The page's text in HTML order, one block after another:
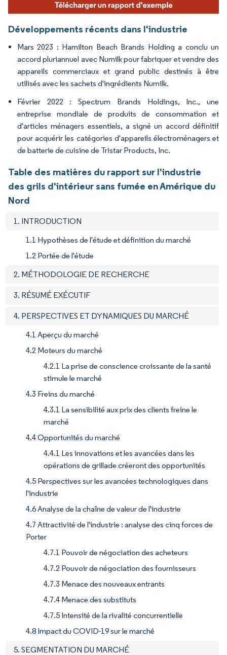
Développements récents dans l'industrie
Mars 2023 : Hamilton Beach Brands Holding a conclu un
accord pluriannuel avec Numilk pour fabriquer et vendre des
appareils commerciaux et grand public destinés à être
utilisés avec les sachets d'ingrédients Numilk.
Février 2022 : Spectrum Brands Holdings, Inc., une
entreprise mondiale de produits de consommation et
d'articles ménagers essentiels, a signé un accord définitif
pour acquérir les catégories d'appareils électroménagers et
de batterie de cuisine de Tristar Products, Inc.
Table des matières du rapport sur l'industrie
des grils d'intérieur sans fumée en Amérique du
Nord
1. INTRODUCTION
1.1 Hypothèses de l'étude et définition du marché
1.2 Portée de l'étude
2. MÉTHODOLOGIE DE RECHERCHE
3. RÉSUMÉ EXÉCUTIF
4. PERSPECTIVES ET DYNAMIQUES DU MARCHÉ
4.1 Aperçu du marché
4.2 Moteurs du marché
4.2.1 La prise de conscience croissante de la santé
stimule le marché
4.3 Freins du marché
4.3.1 La sensibilité aux prix des clients freine le
marché
4.4 Opportunités du marché
4.4.1 Les innovations et les avancées dans les
opérations de grillade créeront des opportunités
4.5 Perspectives sur les avancées technologiques dans
l'industrie
4.6 Analyse de la chaîne de valeur de l'industrie
4.7 Attractivité de l'industrie : analyse des cinq forces de
Porter
4.7.1 Pouvoir de négociation des acheteurs
4.7.2 Pouvoir de négociation des fournisseurs
4.7.3 Menace des nouveaux entrants
4.7.4 Menace des substituts
4.7.5 Intensité de la rivalité concurrentielle
4.8 Impact du COVID-19 sur le marché
5. SEGMENTATION DU MARCHÉ